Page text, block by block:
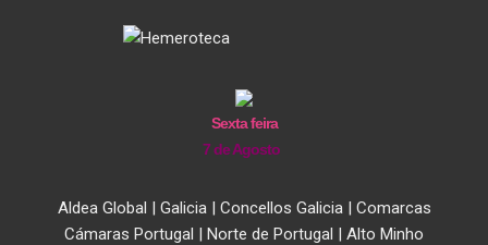
Sexta feira
7 de Agosto
Aldea Global | Galicia| Concellos Galicia| Comarcas
Cámaras Portugal | Norte de Portugal | Alto Minho